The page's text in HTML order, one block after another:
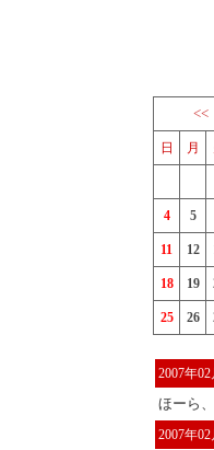
<<
日 月
4 5
11 12
18 19
25 26
2007年
ほーら
2007年